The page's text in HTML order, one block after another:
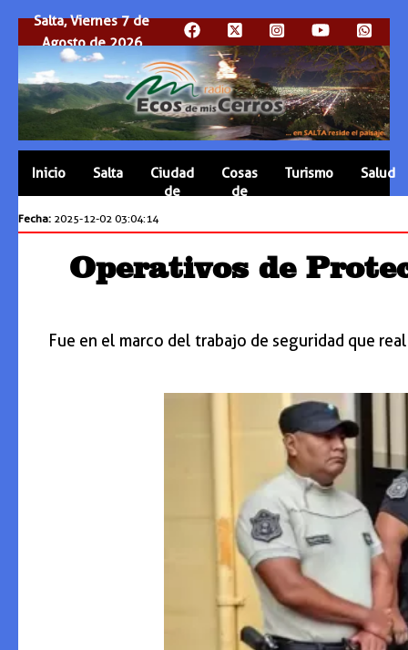
Salta, Viernes 7 de
Agosto de 2026
Inicio Salta
Ciudad
de
Cosas
de
Turismo Salud
Fecha: 2025-12-02 03:04:14
Operativos de
Fue en el marco del trabajo de seguridad que